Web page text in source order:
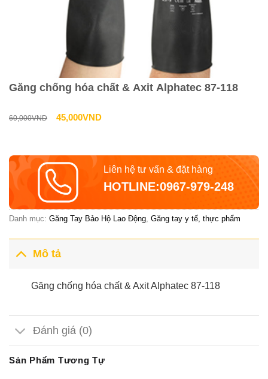
Găng chống hóa chất & Axit Alphatec 87-118
60,000VND
Giá
là:
60,000VND.
45,000VNDGiá
tại
là:
45,000VND.
Liên hệ tư vấn & đặt hàng
HOTLINE:0967-979-248
Danh mục: Găng Tay Bảo Hộ Lao Động Găng tay y tế, thực phẩm
Mô tả
Găng chống hóa chất & Axit Alphatec 87-118
Đánh giá (0)
Sản Phẩm Tương Tự